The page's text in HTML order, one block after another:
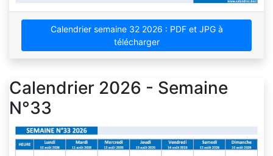
Calendrier semaine 32 2026 : PDF et JPG à
télécharger
Calendrier 2026 - Semaine
N°33